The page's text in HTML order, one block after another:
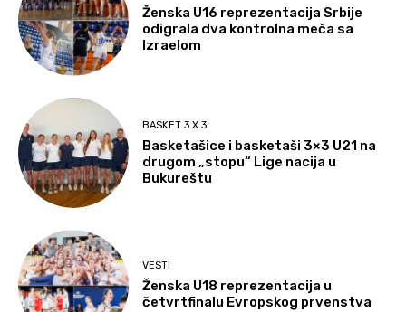
Ženska U16 reprezentacija Srbije
odigrala dva kontrolna meča sa
Izraelom
BASKET 3 X 3
Basketašice i basketaši 3×3 U21 na
drugom „stopu“ Lige nacija u
Bukureštu
VESTI
Ženska U18 reprezentacija u
četvrtfinalu Evropskog prvenstva